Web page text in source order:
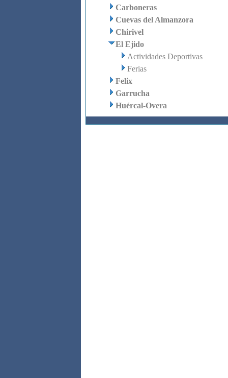
Carboneras
Cuevas del Almanzora
Chirivel
El Ejido
Actividades Deportivas
Ferias
Felix
Garrucha
Huércal-Overa